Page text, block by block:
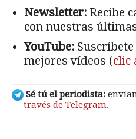
Newsletter: Recibe
con nuestras
YouTube:
mejores vídeos (clic
Sé tú el periodista:
través de Telegram.